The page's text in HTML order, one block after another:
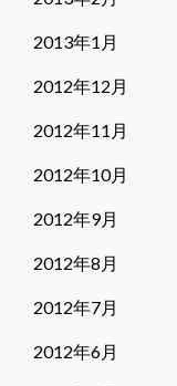
2013年1月
2012年12月
2012年11月
2012年10月
2012年9月
2012年8月
2012年7月
2012年6月